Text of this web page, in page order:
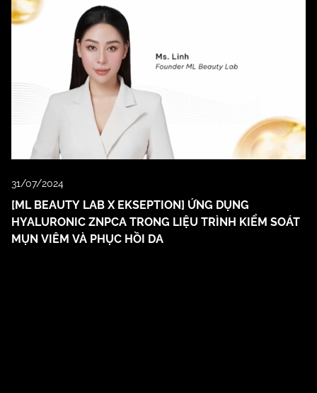
31/07/2024
[ML BEAUTY LAB X EKSEPTION] ỨNG DỤNG
HYALURONIC ZNPCA TRONG LIỆU TRÌNH KIỂM SOÁT
MỤN VIÊM VÀ PHỤC HỒI DA